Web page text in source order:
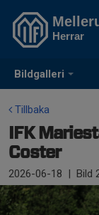
Bildgalleri
Herrar
Tillbaka
IFK
Coster
2026-06-18 | Bild